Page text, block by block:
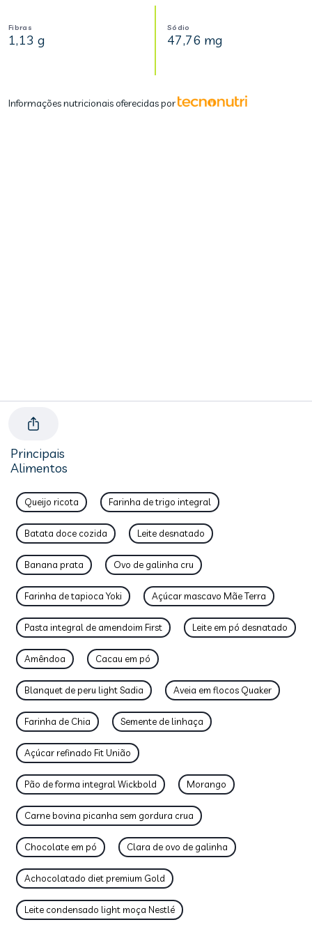
Fibras
1,13 g
Sódio
47,76 mg
Informações nutricionais oferecidas por
Principais
Alimentos
Queijo ricota Farinha de trigo integral
Batata doce cozida Leite desnatado
Banana prata Ovo de galinha cru
Farinha de tapioca Yoki Açúcar mascavo Mãe Terra
Pasta integral de amendoim First Leite em pó desnatado
Amêndoa Cacau em pó
Blanquet de peru light Sadia Aveia em flocos Quaker
Farinha de Chia Semente de linhaça
Açúcar refinado Fit União
Pão de forma integral Wickbold Morango
Carne bovina picanha sem gordura crua
Chocolate em pó Clara de ovo de galinha
Achocolatado diet premium Gold
Leite condensado light moça Nestlé